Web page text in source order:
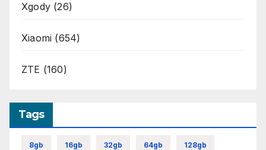
Xgody (26)
Xiaomi (654)
ZTE (160)
Tags
8gb 16gb 32gb 64gb 128gb